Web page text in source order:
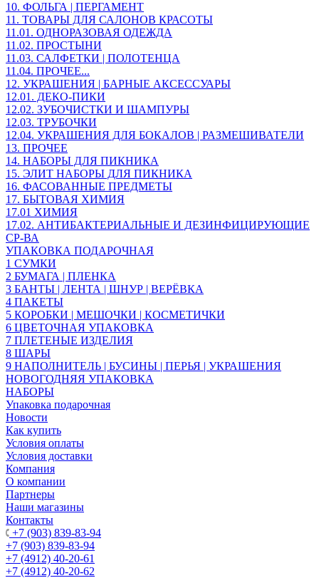
10. ФОЛЬГА | ПЕРГАМЕНТ
11. ТОВАРЫ ДЛЯ САЛОНОВ КРАСОТЫ
11.01. ОДНОРАЗОВАЯ ОДЕЖДА
11.02. ПРОСТЫНИ
11.03. САЛФЕТКИ | ПОЛОТЕНЦА
11.04. ПРОЧЕЕ...
12. УКРАШЕНИЯ | БАРНЫЕ АКСЕССУАРЫ
12.01. ДЕКО-ПИКИ
12.02. ЗУБОЧИСТКИ И ШАМПУРЫ
12.03. ТРУБОЧКИ
12.04. УКРАШЕНИЯ ДЛЯ БОКАЛОВ | РАЗМЕШИВАТЕЛИ
13. ПРОЧЕЕ
14. НАБОРЫ ДЛЯ ПИКНИКА
15. ЭЛИТ НАБОРЫ ДЛЯ ПИКНИКА
16. ФАСОВАННЫЕ ПРЕДМЕТЫ
17. БЫТОВАЯ ХИМИЯ
17.01 ХИМИЯ
17.02. АНТИБАКТЕРИАЛЬНЫЕ И ДЕЗИНФИЦИРУЮЩИЕ
СР-ВА
УПАКОВКА ПОДАРОЧНАЯ
1 СУМКИ
2 БУМАГА | ПЛЕНКА
3 БАНТЫ | ЛЕНТА | ШНУР | ВЕРЁВКА
4 ПАКЕТЫ
5 КОРОБКИ | МЕШОЧКИ | КОСМЕТИЧКИ
6 ЦВЕТОЧНАЯ УПАКОВКА
7 ПЛЕТЕНЫЕ ИЗДЕЛИЯ
8 ШАРЫ
9 НАПОЛНИТЕЛЬ | БУСИНЫ | ПЕРЬЯ | УКРАШЕНИЯ
НОВОГОДНЯЯ УПАКОВКА
НАБОРЫ
Упаковка подарочная
Новости
Как купить
Условия оплаты
Условия доставки
Компания
О компании
Партнеры
Наши магазины
Контакты
+7 (903) 839-83-94
+7 (903) 839-83-94
+7 (4912) 40-20-61
+7 (4912) 40-20-62